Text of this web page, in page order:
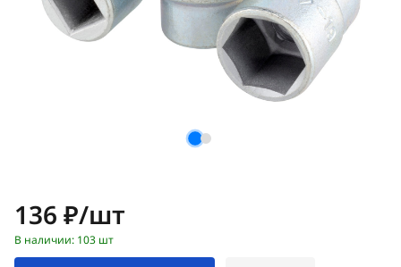
Цена:
136 ₽/шт
В наличии: 103 шт